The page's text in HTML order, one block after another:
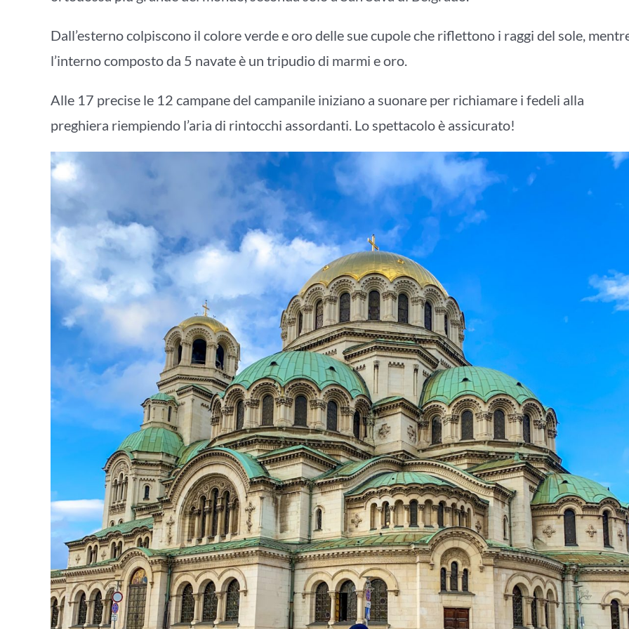
Dall’esterno colpiscono il colore verde e oro delle sue cupole che riflettono i raggi del sole,
l’interno composto da 5 navate è un tripudio di marmi e oro.
Alle 17 precise le 12 campane del campanile iniziano a suonare per richiamare i fedeli alla
preghiera riempiendo l’aria di rintocchi assordanti. Lo spettacolo è assicurato!